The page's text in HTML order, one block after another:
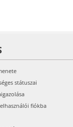
státuszai
fiókba